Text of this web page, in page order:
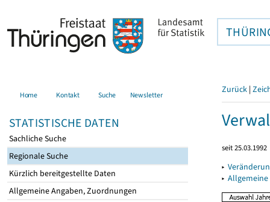
Home Kontakt Suche Newsletter
STATISTISCHE DATEN
Sachliche Suche
Regionale Suche
Kürzlich bereitgestellte Daten
Allgemeine Angaben, Zuordnungen
Zurück |
seit 25.03.1992
▸
▸